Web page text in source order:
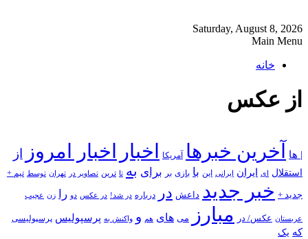
Saturday, August 8, 2026
Main Menu
خانه
از عکس
| ها آخرین خبرها آمریکا اخبار اخبار امروز از
استقلال ای ایران ایرانی این با بازی بر برای به تا ترین تصاویر در تهران توسط تیم +
جدید + خبر جدید داعش در درباره در شد! در عکس دو را زن عجیب
عربستان عکس/ در مبارز می های هم و واکنش به پرسپولیس پرسپولیسی
که یک